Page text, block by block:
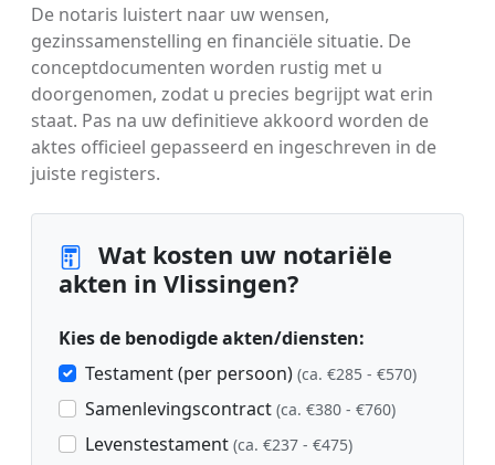
De notaris luistert naar uw wensen,
gezinssamenstelling en financiële situatie. De
conceptdocumenten worden rustig met u
doorgenomen, zodat u precies begrijpt wat erin
staat. Pas na uw definitieve akkoord worden de
aktes officieel gepasseerd en ingeschreven in de
juiste registers.
Wat kosten uw notariële
akten in Vlissingen?
Kies de benodigde akten/diensten:
Testament (per persoon) (ca. €285 - €570)
Samenlevingscontract (ca. €380 - €760)
Levenstestament (ca. €237 - €475)